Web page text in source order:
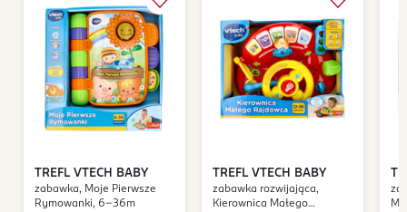
TREFL VTECH BABY
zabawka, Moje Pierwsze
Rymowanki, 6-36m
TREFL VTECH BABY
zabawka rozwijająca,
Kierownica Małego